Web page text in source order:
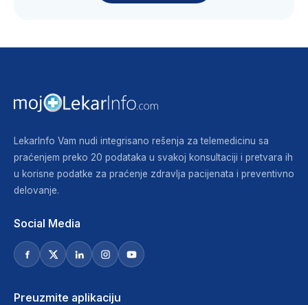
LekarInfo Vam nudi integrisano rešenja za telemedicinu sa
praćenjem preko 20 podataka u svakoj konsultaciji i pretvara ih
u korisne podatke za praćenje zdravlja pacijenata i preventivno
delovanje.
Social Media
Preuzmite aplikaciju